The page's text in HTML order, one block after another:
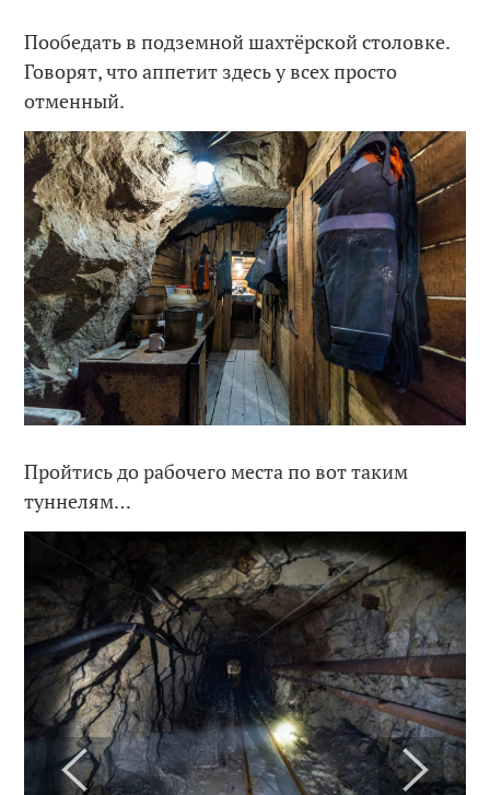
Пообедать в подземной шахтёрской столовке.
Говорят, что аппетит здесь у всех просто
отменный.
Пройтись до рабочего места по вот таким
туннелям…